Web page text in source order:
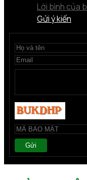
Lời bình của
Gửi ý kiến
Gửi